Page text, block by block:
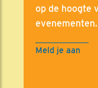
op de hoogte
evenementen.
Meld je aan